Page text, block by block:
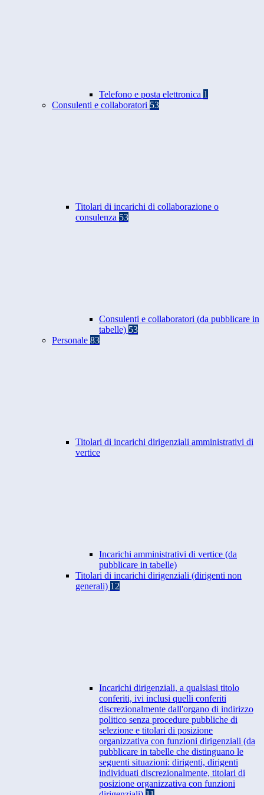
Telefono e posta elettronica 1
Consulenti e collaboratori 53
Titolari di incarichi di collaborazione o
consulenza 53
Consulenti e collaboratori (da pubblicare in
tabelle) 53
Personale 83
Titolari di incarichi dirigenziali amministrativi di
vertice
Incarichi amministrativi di vertice (da
pubblicare in tabelle)
Titolari di incarichi dirigenziali (dirigenti non
generali) 12
Incarichi dirigenziali, a qualsiasi titolo
conferiti, ivi inclusi quelli conferiti
discrezionalmente dall'organo di indirizzo
politico senza procedure pubbliche di
selezione e titolari di posizione
organizzativa con funzioni dirigenziali (da
pubblicare in tabelle che distinguano le
seguenti situazioni: dirigenti, dirigenti
individuati discrezionalmente, titolari di
posizione organizzativa con funzioni